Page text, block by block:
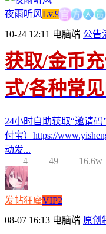
夜雨听风Lv.9官方人员
10-24 12:11 电脑端 公告
获取/金币
式/各种常
24小时自助获取“邀请
付宝）https://
动发...
4
49 16.6w
发帖狂魔VIP2
08-07 16:13 电脑端 原创